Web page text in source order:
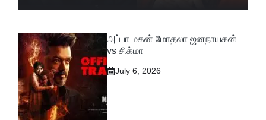
அப்பா மகன் மோதலா ஜனநாயகன்
vs சிக்மா
July 6, 2026